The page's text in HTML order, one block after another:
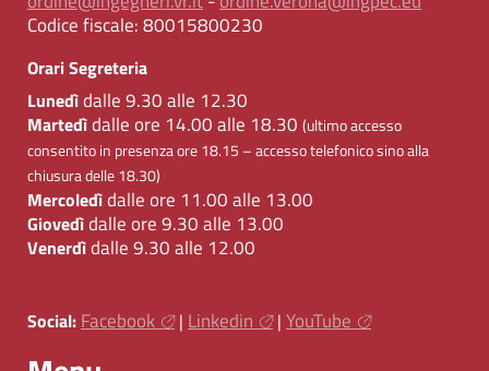
Codice fiscale:80015800230
Orari Segreteria
Lunedìdalle 9.30 alle 12.30
Martedìdalle ore 14.00 alle 18.30 (ultimo accesso
consentito in presenza ore 18.15 – accesso telefonico sino alla
chiusura delle 18.30)
Mercoledìdalle ore 11.00 alle 13.00
Giovedìdalle ore 9.30 alle 13.00
Venerdìdalle 9.30 alle 12.00
Social: Facebook | Linkedin | YouTube